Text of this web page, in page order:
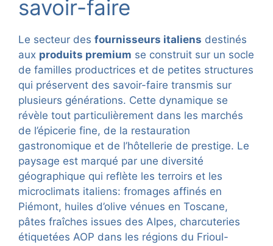
savoir-faire
Le secteur des fournisseurs italiens destinés
aux produits premium se construit sur un socle
de familles productrices et de petites structures
qui préservent des savoir-faire transmis sur
plusieurs générations. Cette dynamique se
révèle tout particulièrement dans les marchés
de l’épicerie fine, de la restauration
gastronomique et de l’hôtellerie de prestige. Le
paysage est marqué par une diversité
géographique qui reflète les terroirs et les
microclimats italiens: fromages affinés en
Piémont, huiles d’olive vénues en Toscane,
pâtes fraîches issues des Alpes, charcuteries
étiquetées AOP dans les régions du Frioul-